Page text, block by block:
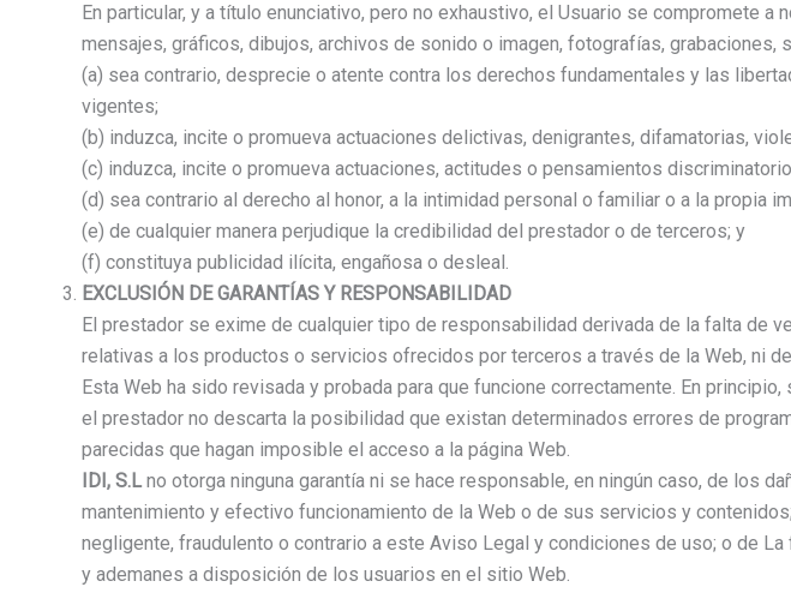
En particular, y a título enunciativo, pero no exhaustivo, el Usuario se compromete
mensajes, gráficos, dibujos, archivos de sonido o imagen, fotografías, grabaciones,
(a) sea contrario, desprecie o atente contra los derechos fundamentales y las
vigentes;
(b) induzca, incite o promueva actuaciones delictivas, denigrantes, difamatorias,
(c) induzca, incite o promueva actuaciones, actitudes o pensamientos
(d) sea contrario al derecho al honor, a la intimidad personal o familiar o a la propia
(e) de cualquier manera perjudique la credibilidad del prestador o de terceros; y
(f) constituya publicidad ilícita, engañosa o desleal.
EXCLUSIÓN DE GARANTÍAS Y RESPONSABILIDAD
El prestador se exime de cualquier tipo de responsabilidad derivada de la falta de
relativas a los productos o servicios ofrecidos por terceros a través de la Web, ni
Esta Web ha sido revisada y probada para que funcione correctamente. En
el prestador no descarta la posibilidad que existan determinados errores de
parecidas que hagan imposible el acceso a la página Web.
IDI, S.Lno otorga ninguna garantía ni se hace responsable, en ningún caso, de los
mantenimiento y efectivo funcionamiento de la Web o de sus servicios y
negligente, fraudulento o contrario a este Aviso Legal y condiciones de uso; o de
y ademanes a disposición de los usuarios en el sitio Web.